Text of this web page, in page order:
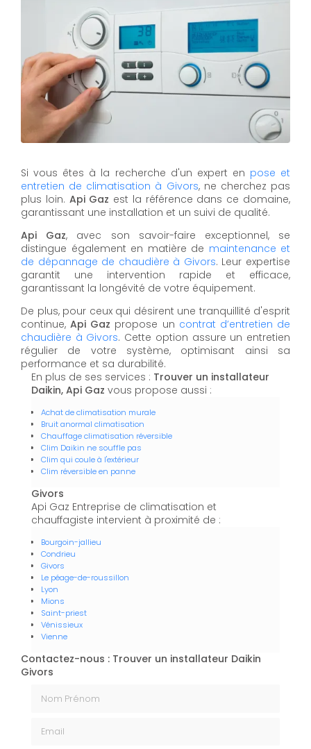
Si vous êtes à la recherche d'un expert en pose et
entretien de climatisation à Givors, ne cherchez pas
plus loin. Api Gaz est la référence dans ce domaine,
garantissant une installation et un suivi de qualité.
Api Gaz, avec son savoir-faire exceptionnel, se
distingue également en matière de maintenance et
de dépannage de chaudière à Givors. Leur expertise
garantit une intervention rapide et efficace,
garantissant la longévité de votre équipement.
De plus, pour ceux qui désirent une tranquillité d'esprit
continue,Api Gaz propose un contrat d’entretien de
chaudière à Givors. Cette option assure un entretien
régulier de votre système, optimisant ainsi sa
performance et sa durabilité.
En plus de ses services : Trouver un installateur
Daikin, Api Gaz vous propose aussi :
Achat de climatisation murale
Bruit anormal climatisation
Chauffage climatisation réversible
Clim Daikin ne souffle pas
Clim qui coule à l'extérieur
Clim réversible en panne
Givors
Api Gaz Entreprise de climatisation et
chauffagiste intervient à proximité de :
Bourgoin-jallieu
Condrieu
Givors
Le péage-de-roussillon
Lyon
Mions
Saint-priest
Vénissieux
Vienne
Contactez-nous : Trouver un installateur Daikin
Givors